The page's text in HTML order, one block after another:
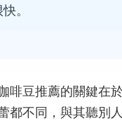
。
啡豆推薦的關鍵在於
都不同，與其聽別